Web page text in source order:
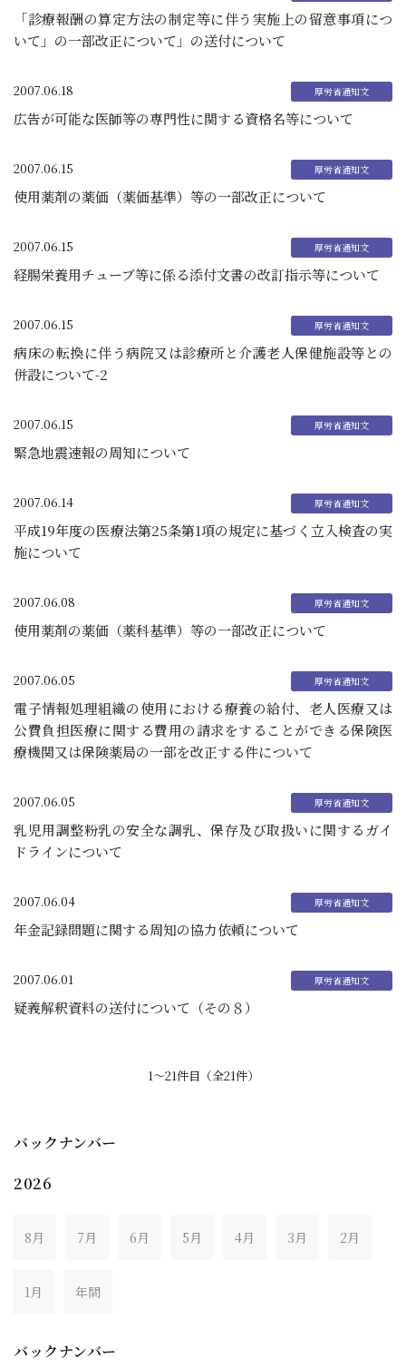
「診療報酬の算定方法の制定等に伴う実施上の留意事項につ
いて」の一部改正について」の送付について
2007.06.18
広告が可能な医師等の専門性に関する資格名等について
2007.06.15
使用薬剤の薬価（薬価基準）等の一部改正について
2007.06.15
経腸栄養用チューブ等に係る添付文書の改訂指示等について
2007.06.15
病床の転換に伴う病院又は診療所と介護老人保健施設等との
併設について-2
2007.06.15
緊急地震速報の周知について
2007.06.14
平成19年度の医療法第25条第1項の規定に基づく立入検査の実
施について
2007.06.08
使用薬剤の薬価（薬科基準）等の一部改正について
2007.06.05
電子情報処理組織の使用における療養の給付、老人医療又は
公費負担医療に関する費用の請求をすることができる保険医
療機関又は保険薬局の一部を改正する件について
2007.06.05
乳児用調整粉乳の安全な調乳、保存及び取扱いに関するガイ
ドラインについて
2007.06.04
年金記録問題に関する周知の協力依頼について
2007.06.01
疑義解釈資料の送付について（その８）
1〜21件目（全21件）
バックナンバー
2026
8月 7月 6月 5月 4月 3月 2月
1月 年間
バックナンバー